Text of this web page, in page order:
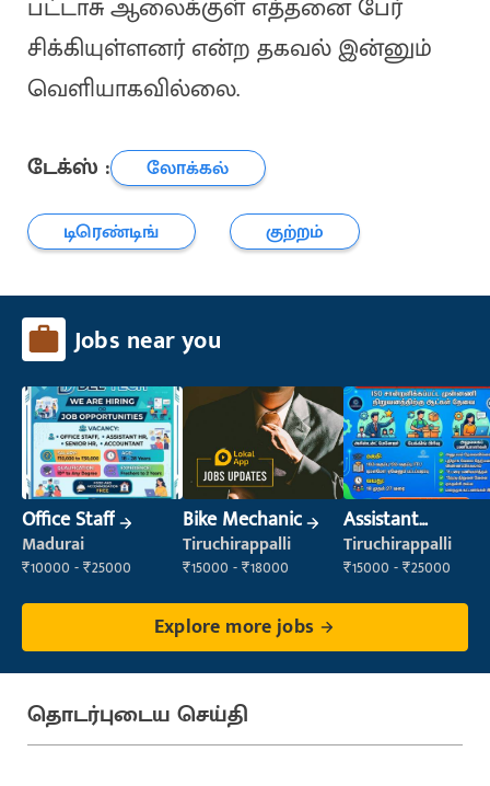
பட்டாசு ஆலைக்குள் எத்தனை பேர்
சிக்கியுள்ளனர் என்ற தகவல் இன்னும்
வெளியாகவில்லை.
டேக்ஸ் :
லோக்கல்
டிரெண்டிங்
குற்றம்
Jobs near you
Office Staff
Madurai
₹10000 - ₹25000
Bike Mechanic
Tiruchirappalli
₹15000 - ₹18000
Assistant
Manager
Tiruchirappalli
₹15000 - ₹25000
Explore more jobs
தொடர்புடைய செய்தி